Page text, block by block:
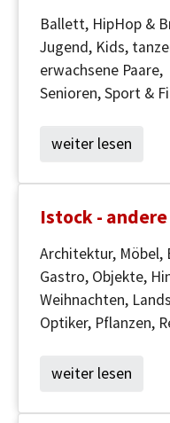
Ballett, HipHop &
Jugend, Kids,
erwachsene
Senioren, Sport &
weiter lesen
Istock -
Architektur, Möbel,
Gastro, Objekte,
Weihnachten,
Optiker, Pflanzen,
weiter lesen